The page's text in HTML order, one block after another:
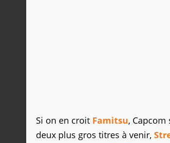
Si on en croit Famitsu,
deux plus gros titres à venir,